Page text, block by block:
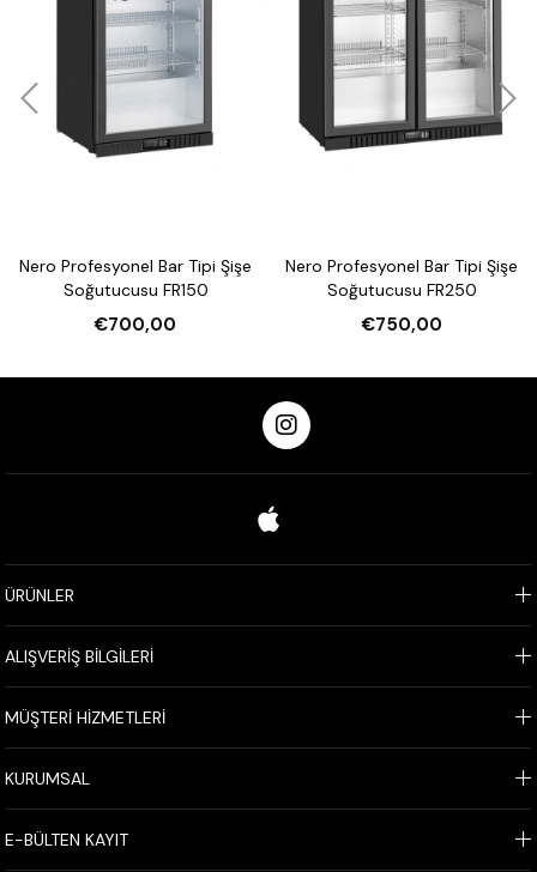
Nero Profesyonel Bar Tipi Şişe
Soğutucusu FR150
€700,00
Nero Profesyonel Bar Tipi Şişe
Soğutucusu FR250
€750,00
ÜRÜNLER
ALIŞVERİŞ BİLGİLERİ
MÜŞTERİ HİZMETLERİ
KURUMSAL
E-BÜLTEN KAYIT